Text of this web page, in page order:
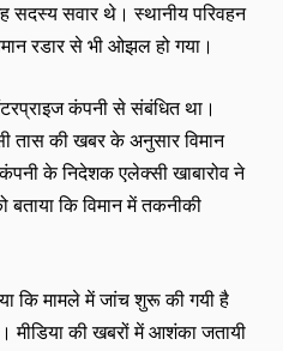
सवार थे। स्थानीय परिवहन
रडार से भी ओझल हो गया।
कंपनी से संबंधित था।
तास की खबर के अनुसार विमान
के निदेशक एलेक्सी खाबारोव ने
कि विमान में तकनीकी
कि मामले में जांच शुरू की गयी है
मीडिया की खबरों में आशंका जतायी